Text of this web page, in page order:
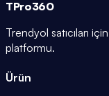
TPro360
Trendyol satıcıları
platformu.
Ürün